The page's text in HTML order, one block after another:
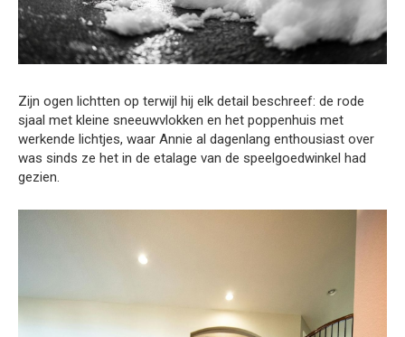
Zijn ogen lichtten op terwijl hij elk detail beschreef: de rode
sjaal met kleine sneeuwvlokken en het poppenhuis met
werkende lichtjes, waar Annie al dagenlang enthousiast over
was sinds ze het in de etalage van de speelgoedwinkel had
gezien.